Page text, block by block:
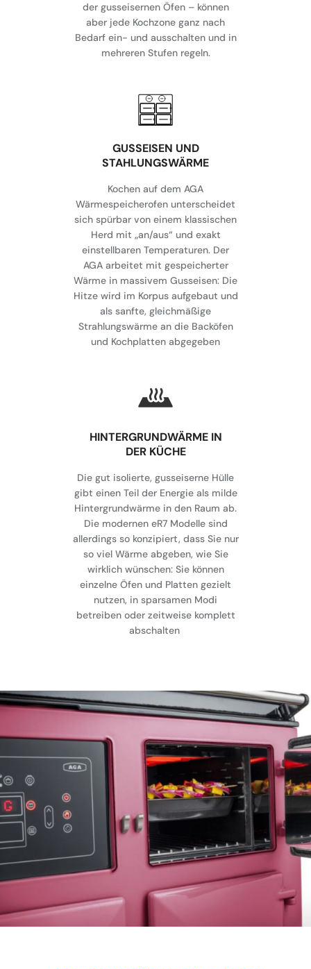
der gusseisernen Öfen – können
aber jede Kochzone ganz nach
Bedarf ein- und ausschalten und in
mehreren Stufen regeln.
GUSSEISEN UND
STAHLUNGSWÄRME
Kochen auf dem AGA
Wärmespeicherofen unterscheidet
sich spürbar von einem klassischen
Herd mit „an/aus“ und exakt
einstellbaren Temperaturen. Der
AGA arbeitet mit gespeicherter
Wärme in massivem Gusseisen: Die
Hitze wird im Korpus aufgebaut und
als sanfte, gleichmäßige
Strahlungswärme an die Backöfen
und Kochplatten abgegeben
HINTERGRUNDWÄRME IN
DER KÜCHE
Die gut isolierte, gusseiserne Hülle
gibt einen Teil der Energie als milde
Hintergrundwärme in den Raum ab.
Die modernen eR7 Modelle sind
allerdings so konzipiert, dass Sie nur
so viel Wärme abgeben, wie Sie
wirklich wünschen: Sie können
einzelne Öfen und Platten gezielt
nutzen, in sparsamen Modi
betreiben oder zeitweise komplett
abschalten